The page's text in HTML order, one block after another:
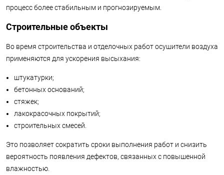
процесс более стабильным и прогнозируемым.
Строительные объекты
Во время строительства и отделочных работ осушители воздуха
применяются для ускорения высыхания:
штукатурки;
бетонных оснований;
стяжек;
лакокрасочных покрытий;
строительных смесей.
Это позволяет сократить сроки выполнения работ и снизить
вероятность появления дефектов, связанных с повышенной
влажностью.